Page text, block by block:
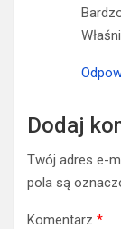
Dodaj
Twój adres e-
pola są
Komentarz *